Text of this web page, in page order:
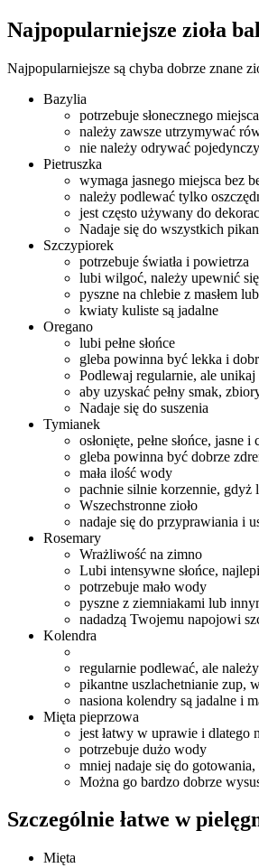
Najpopularniejsze zioła
Najpopularniejsze są chyba dobrze znane
Bazylia
potrzebuje słonecznego
należy zawsze utrzymywać
nie należy odrywać
Pietruszka
wymaga jasnego miejsca bez
należy podlewać tylko
jest często używany do
Nadaje się do wszystkich
Szczypiorek
potrzebuje światła i powietrza
lubi wilgoć, należy upewnić
pyszne na chlebie z masłem
kwiaty kuliste są jadalne
Oregano
lubi pełne słońce
gleba powinna być lekka i
Podlewaj regularnie, ale unikaj
aby uzyskać pełny smak,
Nadaje się do suszenia
Tymianek
osłonięte, pełne słońce, jasne i
gleba powinna być dobrze
mała ilość wody
pachnie silnie korzennie, gdyż
Wszechstronne zioło
nadaje się do przyprawiania i
Rosemary
Wrażliwość na zimno
Lubi intensywne słońce,
potrzebuje mało wody
pyszne z ziemniakami lub
nadadzą Twojemu napojowi
Kolendra
regularnie podlewać, ale
pikantne uszlachetnianie zup,
nasiona kolendry są jadalne i
Mięta pieprzowa
jest łatwy w uprawie i dlatego
potrzebuje dużo wody
mniej nadaje się do
Można go bardzo dobrze
Szczególnie łatwe w
Mięta